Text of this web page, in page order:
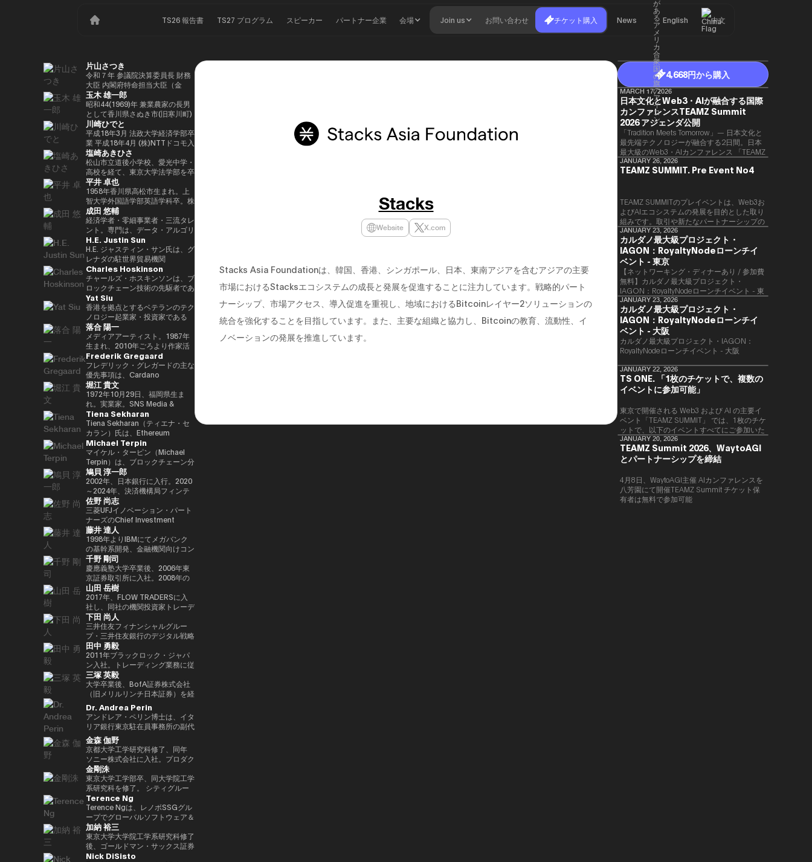
TS26 報告書 TS27 プログラム スピーカー パートナー企業 会場 Join us お問い合わせ チケット購入 News English 中文
片山さつき
令和７年 参議院決算委員長 財務
大臣 内閣府特命担当大臣（金
融） 租税特別措置・補助金見直
し担当 （高市内閣）
玉木 雄一郎
昭和44(1969)年 兼業農家の長男
として香川県さぬき市(旧寒川町)
に生まれる 昭和63(1988)年 高松
高校卒業 平成5(1993)年 東京大
学法学部卒業、同年大蔵省入省
※1 平成9(1997)年 米国ハーバー
ド大学大学院(ケネディースクー
ル)修了 平成17(2005)年 財務省を
退職し、第44回衆院選に立候
補。70,177票を得るも惜敗 平成
21(2009)年 4年間の浪人生活を経
て、第45回衆院選で109,863票を
得て初当選 平成24(2012)年 第46
回衆院選で79,153票を得て2期目
当選 平成26(2014)年 第47回衆院
選で78,797票を得て3期目当選 平
成28(2016)年 民進党代表選に出
馬。党幹事長代理を拝命 平成
29(2017)年 第48回衆院選で
82,345票を得て4期目当選(希望
の党公認、香川2区) 希望の党共
同代表選に出馬。希望の党代表
(11月〜) 平成30(2018)年 国民民
主党共同代表(5月~9月) 国民民主
党代表(9月~) 令和2(2020)年 分党
を経て新国民民主党設立、代表に
就任(9月) 令和3(2021)年 第49回
衆院選で94,530票を得て5期目当
選 令和6(2024)年 第50回衆院選
で89,899票を得て6期目当選
2025.05.01 現在 ※1 1993年4月
~2005年8月 大蔵省(現・財務省)
在職 1997年7月~1999年6月 外務
省出向(中近東第一課) 2000年7月
~2001年6月 金融庁 証券取引等監
視委員会 2001年7月~2002年6月
国税庁 大阪国税局総務課長 2002
年7月~2005年6月 内閣府出向(特
命担当大臣秘書専門官) 2005年7
月~2005年8月 財務省主計局主査
川崎ひでと
平成18年3月 法政大学経済学部卒
業 平成18年4月 (株)NTTドコモ入
社 平成29年8月 衆議院議員川崎
二郎秘書 令和3年10月 第49回衆
議院議員総選挙において初当選
令和6年10月 第50回衆議院議員
総選挙において2期目の当選 令和
6年11月 総務大臣政務官（第二次
石破内閣） 令和7年10月 デジタ
ル大臣政務官、内閣府大臣政務官
（第1次高市内閣） 令和8年2月
デジタル大臣政務官、内閣府大臣
政務官（第2次高市内閣）
塩崎あきひさ
松山市立道後小学校、愛光中学・
高校を経て、東京大学法学部を卒
業後、長島・大野・常松法律事務
所のパートナー弁護士。 2021
年、衆議院総選挙（愛媛1区）に
て初当選。元厚労大臣政務官。党
内では、副幹事長を経験した後、
国会対策副委員長に就任。インテ
リジェンス戦略本部、科学技術イ
ノベーション戦略本部、AI・
Web3小委員会の各事務局長。
平井 卓也
1958年香川県高松市生まれ。上
智大学外国語学部英語学科卒。株
式会社電通、西日本放送代表取締
役社長等を経て、2000年、第42
回衆議院選挙で初当選。以来、連
続10回当選。自民党経産・総務
部会長、政務調査会副会長、内閣
府（IT担当）大臣政務官、国土交
通副大臣、内閣常任委員長等を歴
任し、自民党IT戦略特命委員会委
員長として、自民党のIT政策を主
導。平成30年10月第4次安倍改造
内閣にてIT担当大臣、内閣府特命
担当(科学技術・知的財産戦略・
クールジャパン戦略・宇宙政策)
大臣就任。令和2年菅内閣にてデ
ジタル改革担当大臣就任。令和3
年初代デジタル大臣就任。現在、
デジタル社会推進本部長。
成田 悠輔
経済学者・零細事業者・三流タレ
ント。専門は、データ・アルゴリ
ズム・ポエム・思想を組み合わせ
たビジネスと公共政策の想像とデ
ザイン。多分野の学術誌・学会に
研究を発表、多くの企業や自治体
と共同事業を行う。報道・討論・
お笑い・アート・ファッションな
ど多様な動画や雑誌の企画や出演
にも関わる。著書『22世紀の資
本主義：やがてお金は絶滅する』
『22世紀の民主主義：選挙はア
ルゴリズムになり、政治家はネコ
になる』、番組「成田悠輔と愛す
べき非生産性の世界」「夜明け前
のPLAYERS」「成田悠輔の聞か
れちゃいけない話」「walk」
「書く気がおきない」など。
H.E. Justin Sun
H.E. ジャスティン・サン氏は、グ
レナダの駐世界貿易機関
（WTO）大使および元常駐代表
であり、世界をリードするブロッ
クチェーンおよびDAOである
TRON の創設者、さらに世界最
大級の暗号資産取引所の一つ
HTX のアドバイザーを務めてい
ます。 アリババ創業者ジャッ
ク・マー氏の薫陶を受けた人物と
しても知られ、2025年4月には、
グローバルなデジタル資産業界で
最も著名かつ影響力のある人物の
一人として Forbes誌 の表紙を飾
りました。 また、Forbes「30
Under 30（コンシューマー・テ
クノロジー部門）」に複数回選出
されるなど、国際的に高い評価を
受けています。 2025年8月に
は、Blue Origin の NS-34ミッシ
ョン に搭乗し、世界で712人目の
宇宙飛行士として宇宙へ渡航しま
した。 その関心分野は、テクノ
ロジー、投資、アート、慈善活
動、ゲーム、そして宇宙探査に及
びます。
Charles Hoskinson
チャールズ・ホスキンソンは、ブ
ロックチェーン技術の先駆者であ
り、分散型プラットフォーム「カ
ルダノ（Cardano）」の創設者
です。元々はイーサリアムの共同
創設者の一人でもあり、数理論理
学と暗号学に強い背景を持ってい
ます。カルダノは学術的な研究と
ピアレビューに基づいて開発され
たことが特徴で、金融包摂とスマ
ートコントラクトの普及を目指し
ています。現在はInput Output
Global（IOG）のCEOとしてカ
ルダノの技術開発を主導していま
す。
Yat Siu
香港を拠点とするベテランのテク
ノロジー起業家・投資家である
Yat Siu氏は、Animoca Brands
の共同創業者兼エグゼクティブ・
チェアマンです。Animoca
Brandsは、世界的なブロックチ
ェーンおよびゲーム分野のリーダ
ー企業であり、世界中のゲーマー
やインターネット利用者にデジタ
ル上の財産権を提供することを使
命としています。これにより、新
たな資産クラス、Play-and-Earn
経済、そしてオープン・メタバー
スの構築に寄与する、より公平な
デジタルの枠組みの実現を目指し
ています。 Yat氏は1990年に
Atari Germanyでキャリアをスタ
ートさせました。1995年には香
港に移り、アジア初の無料ウェブ
ページおよび無料メールサービス
提供企業であるHong Kong
Cybercity/Freenationを設立し
ました。1998年には、多言語対
応のホワイトラベルWebサービ
スの先駆者として高く評価された
Outblazeを設立しました。2009
年にはOutblazeのメッセージン
グ事業をIBMに売却し、その後
Outblazeを、デジタルエンター
テインメント分野のサービスや製
品を開発するプロジェクトや企業
を育成するインキュベーターへと
転換しました。そのインキュベー
ト企業のひとつが、2014年に設
立されたAnimoca Brandsです。
2017年には、従来の教育システ
ムではあまり重視されてこなかっ
た発散的思考やデザイン思考など
のスキルを育む放課後型デジタル
ラボ、Dalton Learning Labを設
立しました。また、テクノロジー
における社会的意義のある課題を
研究するOutblazeのリサーチ部
門、ThinkBlazeの創設者でもあ
ります。 2018年以降、Yat氏は
ゲーム業界におけるブロックチェ
ーンおよびNFT（非代替性トーク
ン）の活用を早期から提唱してき
ました。これにより、ゲーマーは
ゲーム内資産やデータ、ひいては
価値そのものを真に所有できるよ
うになると考えられています。分
散型アプリケーションとデジタル
資産の可能性を明確に見据えた
Yat氏は、Animoca Brandsをブ
ロックチェーン、ゲーム、NFT、
そしてオープン・メタバース分野
におけるリーダー的地位へと迅速
落合 陽一
メディアアーティスト。1987年
生まれ、2010年ごろより作家活
動を始める。境界領域における物
化や変換、質量への憧憬をモチー
フに作品を展開。筑波大学/東京
大学准教授、2025年日本国際博
覧会（大阪・関西万博）テーマ事
業プロデューサー。写真集「質量
への憧憬（amana・2019）」
NFT作品「Re-Digitalization of
Waves(foundation・2021)」な
ど。2016年PrixArsElectronica栄
誉賞 、EUよりSTARTSPrize受
賞、
2019SXSWCreativeExperienceARROWAwards
受賞。Apollo Magazine 40
UNDER 40 ART andTECH、
Asia Digital Art Award優秀賞、
文化庁メディア芸術祭アート部門
審査委員会推薦作品多数。
Frederik Gregaard
フレデリック・グレガードの主な
優先事項は、Cardano
Foundation における導入戦略を
推進し、各ミッションの統合およ
び実行を主導するとともに、
Cardano を活用した包括的かつ
公平な成長を実現するための迅速
な価値創出を可能にすることで
す。 同財団に参画する以前は、
スイスおよびスカンジナビア諸国
において17年以上にわたり、プ
ロフェッショナルサービスおよび
金融業界に従事し、資本市場、デ
ジタル資産運用、プライベートバ
ンキング、トレーディング・イン
フラストラクチャー分野に注力し
てきました。
堀江 貴文
1972年10月29日、福岡県生ま
れ。実業家。SNS Media &
Consulting株式会社 ファウンダ
ー。 現在はロケット開発や、ア
プリのプロデュース、また予防医
療普及協会として予防医療を啓蒙
する等 様々な分野で活動する。
会員制オンラインサロン『堀江貴
文イノベーション大学校
（HIU）』では、700名近い会員
とともに多彩なプロジェクトを展
開している。
http://salon.horiemon.com 著
書 『金を使うならカラダに使
え。』『ＣｈａｔＧＰＴ ｖｓ．
未来のない仕事をする人たち』
『２０３５ １０年後のニッポ
ン ホリエモンの未来予測大全』
など
Tiena Sekharan
Tiena Sekharan（ティエナ・セ
カラン）氏は、Ethereum
Foundationのアジア太平洋
（APAC）地域におけるHead of
Institutionsを務めており、エン
タープライズ分野での導入推進を
通じてEthereumエコシステムの
発展をリードしています。 キャ
リアは伝統的な金融業界からスタ
ートし、Lehman Brothers、
BNP Paribas、JPMorganなどで
要職を歴任しました。 Ethereum
Foundation参画前は、
JPMorganのブロックチェーン部
門であるKinexysに所属し、JPM
CoinやTokenized Depositsなど
のプロダクト推進を担当していま
した。
Michael Terpin
マイケル・ターピン（Michael
Terpin）は、ブロックチェーン分
野の投資およびアドバイザリー会
社 Transform Ventures の創業者
兼CEOであり、また Supercycle
Genesis Partners, LP のCEO兼
最高投資責任者（CIO）を務めて
いる。同ファンドは、ビットコイ
ン専業としては世界初のアルゴリ
ズム型暗号資産ヘッジファンドで
あり、各サイクルの高値でビット
コインを売却し、底値でより多く
を買い戻すという投資仮説を掲げ
ている。 ターピンは35年以上に
わたり連続起業家および投資家と
して活躍してきた、極めて経験豊
富なエグゼクティブであり、数多
くの成功したイグジットを実現し
てきた。その実績を背景に、プエ
ルトリコを拠点とするファミリー
オフィス Transform Capital を
設立している。 また、ビットコ
インの初期投資家かつ思想的リー
ダー（thought leader）として
も知られ、Ethereum や Tether
を含む主要ブロックチェーンプロ
ジェクトの初期マーケティングお
よびアドバイザリーに関与した人
物である。こうした功績から、
CNBC により「クリプト界のゴ
ッドファーザー（the Godfather
of Crypto）」と称されている。
2013年には BitAngels を、2014
年には BitAngels Fund 1 を共同
設立。同ファンドは、イーサリア
ムのクラウドセールにおいて、1
トークン30セントという価格で
100万ドルを投資したことで知ら
れている。 ターピンは2015年に
「ビットコイン四季モデル
（Four Seasons of Bitcoin）」
を開発した人物でもあり、2024
年に Skyhorse Publishing から
鳩貝 淳一郎
2002年、日本銀行に入行。2020
～2024年、決済機構局フィンテ
ックグループ長。2024〜2025
年、FinTech副センター長、デジ
タル通貨検証グループ長。2025
年7月より出向し、現職。2025年
4月より東京大学大学院経済学研
究科CARF招聘研究員。 訳書に
『ビットコインとブロックチェー
ン：暗号通貨を支える技術』
（NTT出版）、『マスタリン
グ・イーサリアム ―スマートコ
ントラクトとDAppの構築』（オ
ライリージャパン）など。共著に
『Web3の未解決問題』（日経
BP）、『Web3・暗号資産 13
人の未来予測』（朝日新聞出
版）。
佐野 尚志
三菱UFJイノベーション・パート
ナーズのChief Investment
Officerとして、AUM 800億円の
ファンドにおいて日・米・アジア
を中心にスタートアップ出資と事
業開発の責任者を担う。MUIP参
画以前は独立系VCのGlobal
Brainにて、国内外スタートアッ
プ投資やCVCの運営に従事。そ
れ以前はソニーにて、技術投資や
JV設立等の新規事業プロジェク
トのファイナンス、またリテール
エナジー事業のカテゴリー責任者
として、海外事業を運営。
藤井 達人
1998年よりIBMにてメガバンク
の基幹系開発、金融機関向けコン
サル業務に従事。 Microsoftを経
てMUFGのイノベーション事業に
参画しDXプロジェクトをリー
ド。 auフィナンシャルホールデ
ィングスにて執行役員チーフデジ
タルオフィサー兼IT統括部長、
Microsoftで業務執行役員 金融イ
ノベーション本部長を務めた後、
現職。 一般社団法人
FINOVATORS設立。2021年より
日本ブロックチェーン協会理事就
任。同志社大卒、東大EMP第17
期修了。
千野 剛司
慶應義塾大学卒業後、2006年東
京証券取引所に入社。2008年の
金融危機以降、債務不履行管理プ
ロセスの改良プロジェクトに参画
し、日本証券クリアリング機構に
てOTCデリバティブ（クレジッ
ト・デフォルト・スワップおよび
金利スワップ）の清算プロジェク
トを主導するとともに、日本取引
所グループの清算決済分野の経営
企画を担当。2016年より
PwCJapanのCEO Office（経営
企画）にて、リーダーシップチー
ムの戦略的な議論をサポート。
2018年7月、世界的な暗号資産取
引所であるKrakenを運営する
Payward, Inc.（米国）に入社
し、金融庁登録に貢献。2020年3
月より同社日本代表就任。 2022
年7月Binance日本代表に就任。
オックスフォード大学経営学修士
（MBA）修了。
山田 岳樹
2017年、FLOW TRADERSに入
社し、同社の機関投資家トレーデ
ィング部門にて、シンガポールお
よび香港支社を拠点にアジアの機
関投資家とのブロック取引を担
当。ETFを中心に外国債券や暗号
資産を含む幅広いプロダクトにお
いて機関投資家に流動性を提供す
る。また日本国内の証券会社、運
用会社、取引所・交換所、電子取
引プラットフォームとのビジネス
開発を担当し、同社の日本関連の
ビジネス全般に携わる。 FLOW
TRADERSは東京証券取引所の
Best Market Makerとして毎年表
彰されるとともに、暗号資産等の
デジタルアセットや海外の暗号資
産ETFも積極的にマーケットメイ
クを行い、上場企業である同社は
伝統金融とデジタルアセット業界
の懸け橋としての強みを持つ。
下田 尚人
三井住友フィナンシャルグルー
プ・三井住友銀行のデジタル戦略
部 部長。デジタルアセットに関
するSMBCグループの取り組みを
取りまとめ。 2025年6月まで日
本銀行決済機構局参事役。決済機
構局では、新しい技術を使った決
済高度化プロジェクトの企画・推
進（Project Agora等）、AIの金
融システムへの影響に関する国際
的検討等に従事。また、BIS決済
市場インフラ委員会（CPMI）、
G7デジタル決済専門家グループ
（2023年共同議長）、金融安定
委員会（FSB）イノベーションネ
ットワーク、BIS・中央銀行
CBDCグループなど、国際的な政
策協議体にも幅広く従事。 日本
銀行では、他に長崎支店長、香港
事務所長、金融機構局国際課長
（バーゼル規制担当）、国際局企
画役等を歴任。財務省では国際機
構課企画官として国際金融
（FATF、FSB等）を担当。 一橋
大学法学部卒業。ハーバード大学
田中 勇毅
2011年ブラックロック・ジャパ
ン入社。トレーディング業務に従
事後、2024年3月よりブラックロ
ック・グローバル・マーケッツ部
長としてトレーディング、セキュ
リティーズ・レンディング、キャ
ッシュ・マネジメントを統括。ま
たデジタル戦略の分野においても
日本にて従事。2025年1月よりグ
ローバル・プロダクト・ソリュー
ション部を兼務し、同部内でトラ
ンジション・マネジメントを統
括。
三塚 英毅
大学卒業後、BofA証券株式会社
（旧メリルリンチ日本証券）を経
て、BNPパリバ証券株式会社にて
複数の役職を経た後、グローバル
マーケッツ統括本部COOに就
任。Web3企業の Animoca
Brands 株式会社にて創業時より
COOとして参画した後、2024年
3月より現職。
Dr. Andrea Perin
アンドレア・ペリン博士は、イタ
リア銀行東京駐在員事務所の副代
表です。この職務において、日
本、韓国、台湾、オーストラリ
ア、ニュージーランドにおける経
済政策論議ならびにマクロ経済・
金融動向の分析を担当していま
す。また、現地の金融・監督当
局、機関投資家、ビジネスコミュ
ニティとの対話を通じて、イタリ
ア経済への理解促進と、二国間の
経済・金融関係のさらなる強化に
取り組んでいます。 中央銀行、
銀行監督当局、ならびに欧州中央
銀行（ECB）や欧州投資銀行
金森 伽野
京都大学工学研究科修了、同年
ソニー株式会社に入社。プロダク
ト設計開発・商品企画・マーケテ
ィング業務に従事。その後、ネッ
ト証券でフィンテック新規事業立
ち上げ、カスタマーエクスペリエ
ンス、CX戦略推進などを経験。
2022年 ソニー銀行入社、現在は
ソニー銀行 DX事業企画部長とし
てweb3関連の新規事業企画を推
進。
金剛洙
東京大学工学部卒、同大学院工学
系研究科を修了。 シティグルー
プ証券株式会社に入社し、日本国
債・金利デリバティブのトレーデ
ィング業務に従事。 その後、株
式会社松尾研究所に参画し、機械
学習プロジェクトの企画から
PoC、開発を一貫して担当。
2022年より同社取締役に就任、
Terence Ng
Terence Ngは、レノボSSGグル
ープでグローバルソフトウェア＆
マネージドサービスビジネスを率
いています。彼は、戦略的な
Microsoft Cloud Solution
Provider（CSP）プログラムを推
加納 裕三
東京大学大学院工学系研究科修了
後、ゴールドマン・サックス証券
株式会社等を経て、2014年に株
Nick DiSisto
Stacks
Website X.com
Stacks Asia Foundationは、韓国、香港、シンガポール、日本、東南アジアを含むアジアの主要
市場におけるStacksエコシステムの成長と発展を促進することに注力しています。戦略的パート
ナーシップ、市場アクセス、導入促進を重視し、地域におけるBitcoinレイヤー2ソリューションの
統合を強化することを目指しています。また、主要な組織と協力し、Bitcoinの教育、流動性、イ
ノベーションの発展を推進しています。
4,668円から購入
MARCH 17, 2026
日本文化とWeb3・AIが融合する国際
カンファレンスTEAMZ Summit
2026 アジェンダ公開
「Tradition Meets Tomorrow」— 日本文化と
最先端テクノロジーが融合する2日間。日本
最大級のWeb3・AIカンファレンス 「TEAMZ
Summit 2026」 が、2026年4月7日・8日に
東京・八芳園にて開催されます。今年のテー
る、特別な2日間となります。このたび、公
式アジェンダが公開されました。（※登壇者
のスケジュール等の都合により、開催までに
内容が変更となる可能性があります。）
JANUARY 26, 2026
TEAMZ SUMMIT. Pre Event No4
TEAMZ SUMMITのプレイベントは、Web3お
よびAIエコシステムの発展を目的とした取り
組みです。​取引や新たなパートナーシップの
90％以上が対面で生まれることから、
TEAMZでは本イベント前に定員制の交流会
を開催し、リラックスした雰囲気の中で質の
高いネットワーキングを促進しています。
JANUARY 23, 2026
カルダノ最大級プロジェクト・
IAGON：RoyaltyNodeローンチイ
ベント - 東京
【ネットワーキング・ディナーあり / 参加費
無料】カルダノ最大級プロジェクト・
IAGON：RoyaltyNodeローンチイベント - 東
京
JANUARY 23, 2026
カルダノ最大級プロジェクト・
IAGON：RoyaltyNodeローンチイ
ベント - 大阪
​カルダノ最大級プロジェクト・IAGON：
RoyaltyNodeローンチイベント - 大阪
JANUARY 22, 2026
TS ONE. 「1枚のチケットで、複数の
イベントに参加可能」
東京で開催される Web3 および AI の主要イ
ベント「TEAMZ SUMMIT」 では、1枚のチケ
ットで、以下のイベントすべてにご参加いた
だけます。
JANUARY 20, 2026
TEAMZ Summit 2026、WaytoAGI
とパートナーシップを締結
4月8日、WaytoAGI主催 AIカンファレンスを
八芳園にて開催TEAMZ Summit チケット保
有者は無料で参加可能